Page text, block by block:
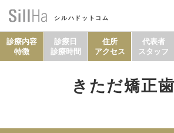
シルハドットコム
診療内容
特徴
診療日
診療時間
住所
アクセス
代表者
スタッフ
きただ矯正